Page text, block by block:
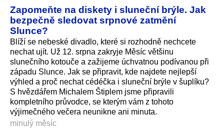
Zapomeňte na diskety i sluneční brýle. Jak
bezpečně sledovat srpnové zatmění
Slunce?
Blíží se nebeské divadlo, které si rozhodně nechcete
nechat ujít. Už 12. srpna zakryje Měsíc většinu
slunečního kotouče a zažijeme úchvatnou podívanou při
západu Slunce. Jak se připravit, kde najdete nejlepší
výhled a proč nechat cédéčka i sluneční brýle v šuplíku?
S hvězdářem Michalem Štiplem jsme připravili
kompletního průvodce, se kterým vám z tohoto
výjimečného večera neunikne ani minuta.
minulý měsíc